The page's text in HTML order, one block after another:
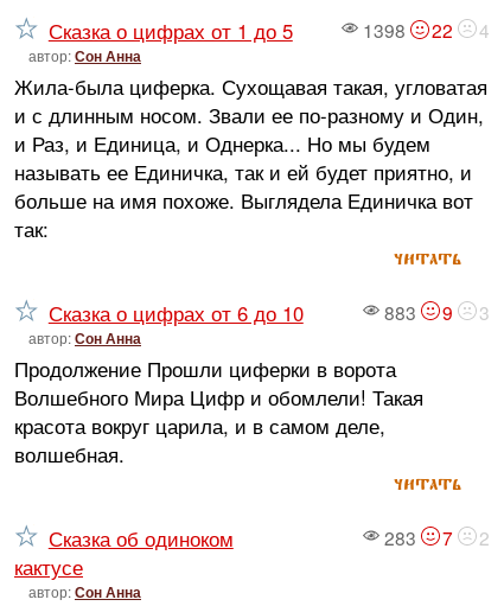
1398 22 4
Сказка о цифрах от 1 до 5
автор:Сон Анна
Жила-была циферка. Сухощавая такая, угловатая
и с длинным носом. Звали ее по-разному и Один,
и Раз, и Единица, и Однерка... Но мы будем
называть ее Единичка, так и ей будет приятно, и
больше на имя похоже. Выглядела Единичка вот
так:
читать
883 9 3
Сказка о цифрах от 6 до 10
автор:Сон Анна
Продолжение Прошли циферки в ворота
Волшебного Мира Цифр и обомлели! Такая
красота вокруг царила, и в самом деле,
волшебная.
читать
283 7 2
Сказка об одиноком
кактусе
автор:Сон Анна